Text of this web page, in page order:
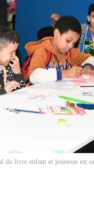
livre enfant et jeunesse est